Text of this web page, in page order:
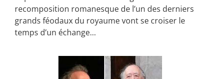
recomposition romanesque de l’un des derniers
grands féodaux du royaume vont se croiser le
temps d’un échange…